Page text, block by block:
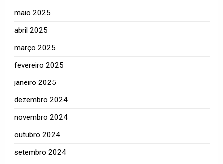
maio 2025
abril 2025
março 2025
fevereiro 2025
janeiro 2025
dezembro 2024
novembro 2024
outubro 2024
setembro 2024